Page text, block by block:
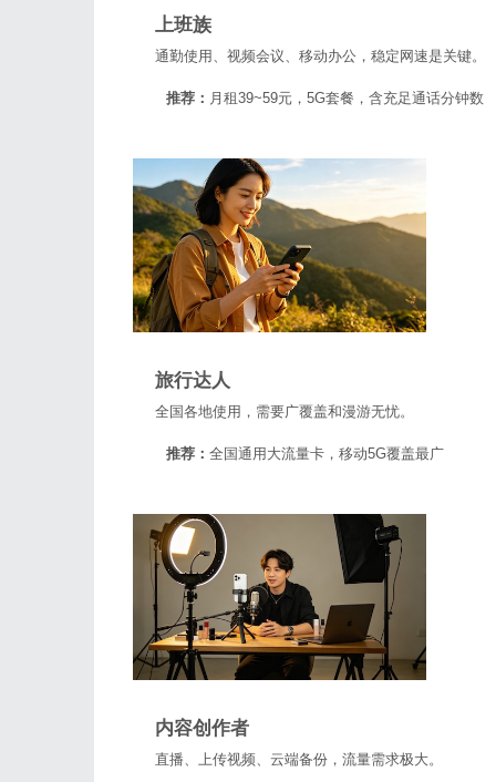
上班族
通勤使用、视频会议、移动办公，稳定网速是关键。
推荐： 月租39~59元，5G套餐，含充足通话分钟数
旅行达人
全国各地使用，需要广覆盖和漫游无忧。
推荐： 全国通用大流量卡，移动5G覆盖最广
内容创作者
直播、上传视频、云端备份，流量需求极大。